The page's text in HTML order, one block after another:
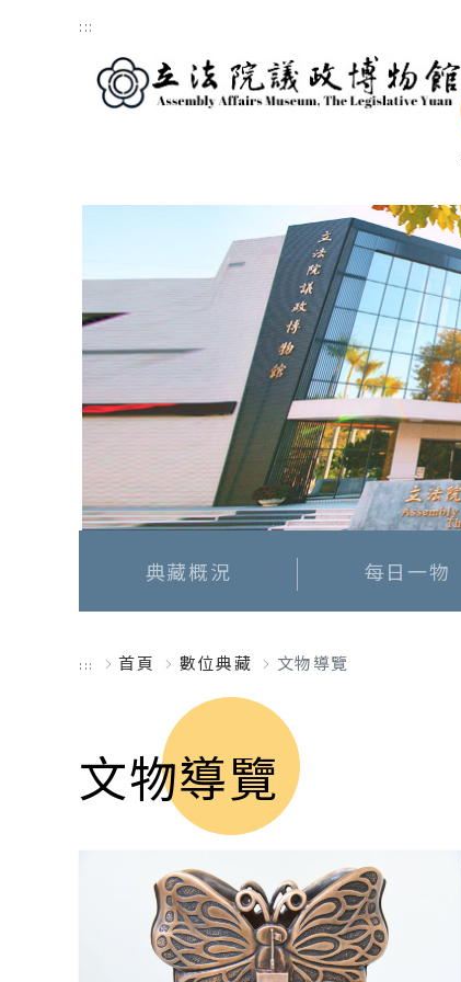
跳到主要內容區塊
:::
典藏概況 每日一物
::: 首頁 數位典藏 文物導覽
文物導覽